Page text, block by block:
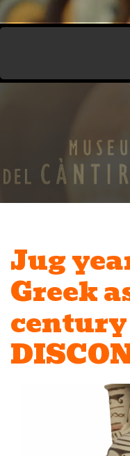
Skip to main content
Jug
Greek
century